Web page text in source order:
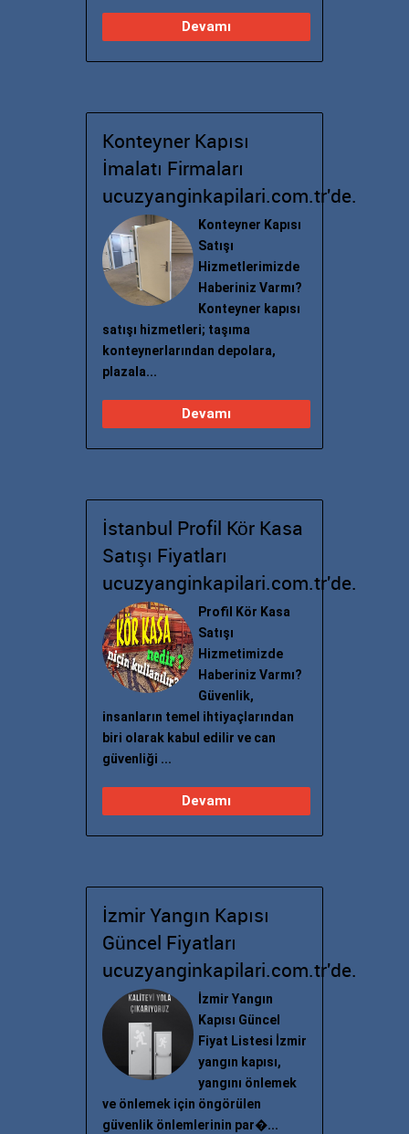
Devamı
Konteyner Kapısı
İmalatı Firmaları
ucuzyanginkapilari.com.tr'de.
Konteyner Kapısı
Satışı
Hizmetlerimizde
Haberiniz Varmı?
Konteyner kapısı
satışı hizmetleri; taşıma
konteynerlarından depolara,
plazala...
Devamı
İstanbul Profil Kör Kasa
Satışı Fiyatları
ucuzyanginkapilari.com.tr'de.
Profil Kör Kasa
Satışı
Hizmetimizde
Haberiniz Varmı?
Güvenlik,
insanların temel ihtiyaçlarından
biri olarak kabul edilir ve can
güvenliği ...
Devamı
İzmir Yangın Kapısı
Güncel Fiyatları
ucuzyanginkapilari.com.tr'de.
İzmir Yangın
Kapısı Güncel
Fiyat Listesi İzmir
yangın kapısı,
yangını önlemek
ve önlemek için öngörülen
güvenlik önlemlerinin par�...